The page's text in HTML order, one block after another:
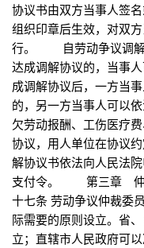
协议书由双方当事人签
组织印章后生效，对双
行。 自劳动争议调解
达成调解协议的，当
成调解协议后，一方当
的，另一方当事人可
欠劳动报酬、工伤医疗
协议，用人单位在协议
解协议书依法向人民法
支付令。 第三章
十七条 劳动争议仲裁委
际需要的原则设立。省
立；直辖市人民政府可